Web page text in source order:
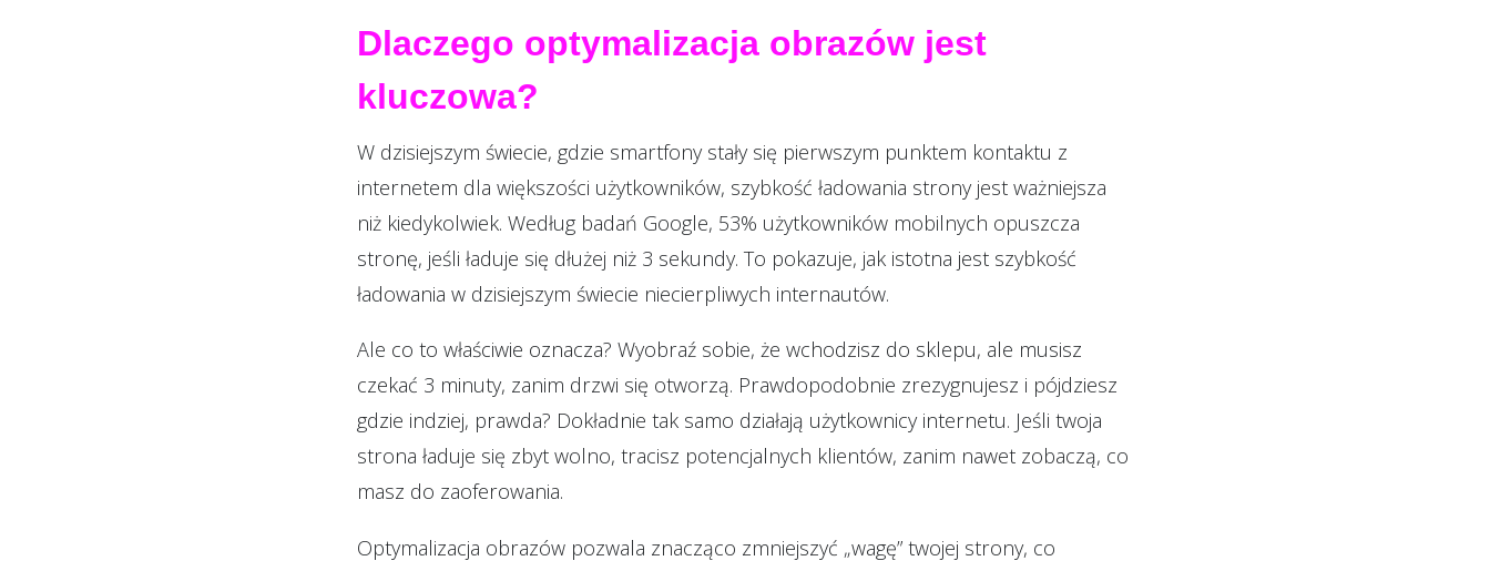
Dlaczego optymalizacja obrazów jest
kluczowa?
W dzisiejszym świecie, gdzie smartfony stały się pierwszym punktem kontaktu z
internetem dla większości użytkowników, szybkość ładowania strony jest ważniejsza
niż kiedykolwiek. Według badań Google, 53% użytkowników mobilnych opuszcza
stronę, jeśli ładuje się dłużej niż 3 sekundy. To pokazuje, jak istotna jest szybkość
ładowania w dzisiejszym świecie niecierpliwych internautów.
Ale co to właściwie oznacza? Wyobraź sobie, że wchodzisz do sklepu, ale musisz
czekać 3 minuty, zanim drzwi się otworzą. Prawdopodobnie zrezygnujesz i pójdziesz
gdzie indziej, prawda? Dokładnie tak samo działają użytkownicy internetu. Jeśli twoja
strona ładuje się zbyt wolno, tracisz potencjalnych klientów, zanim nawet zobaczą, co
masz do zaoferowania.
Optymalizacja obrazów pozwala znacząco zmniejszyć „wagę” twojej strony, co